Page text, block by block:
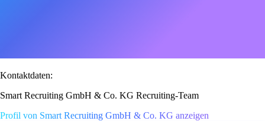
Kontaktdaten:
Smart Recruiting GmbH & Co. KG Recruiting-Team
Profil von Smart Recruiting GmbH & Co. KG anzeigen